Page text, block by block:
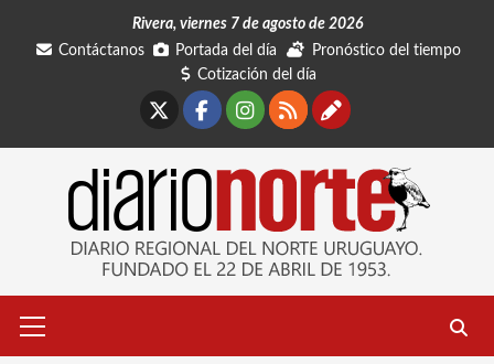
Rivera, viernes 7 de agosto de 2026
Contáctanos
Portada del día
Pronóstico del tiempo
Cotización del día
Facebook
Instagram
RSSContáctanos
primario